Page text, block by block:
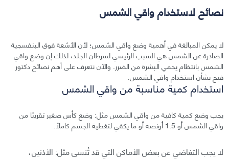
نصائح لاستخدام واقي الشمس
لا يمكن المبالغة في أهمية وضع واقي الشمس؛ لأن الأشعة فوق البنفسجية
الصادرة عن الشمس هي السبب الرئيسي لسرطان الجلد، لذلك إن وضع واقي
الشمس بانتظام يحمي البشرة من الضرر. والآن نتعرف على أهم نصائح دكتور
فيج بشأن استخدام واقي الشمس.
استخدام كمية مناسبة من واقي الشمس
يجب وضع كمية كافية من واقي الشمس مثل: وضع كأس صغير تقريبًا من
واقي الشمس أو 1.5 أونصة أو ما يكفي لتغطية الجسم كاملًا.
لا يجب التغاضي عن بعض الأماكن التي قد تُنسى مثل: الأذنين،